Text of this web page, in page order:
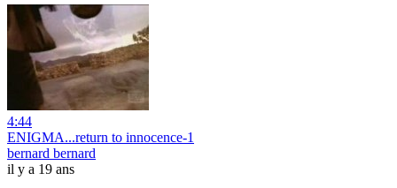
4:44
ENIGMA...return to innocence-1
bernard bernard
il y a 19 ans